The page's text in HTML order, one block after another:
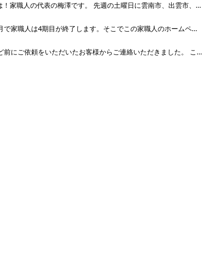
こんにちは！家職人の代表の梅澤です。 先週の土曜日に雲南市、出雲市、松江市すべてではないですが折...
今月の10月で家職人は4期目が終了します。そこでこの家職人のホームページを見ていただいている 皆様だ...
1～2年ほど前にご依頼をいただいたお客様からご連絡いただきました。 こういう時は朝から天気も心も...